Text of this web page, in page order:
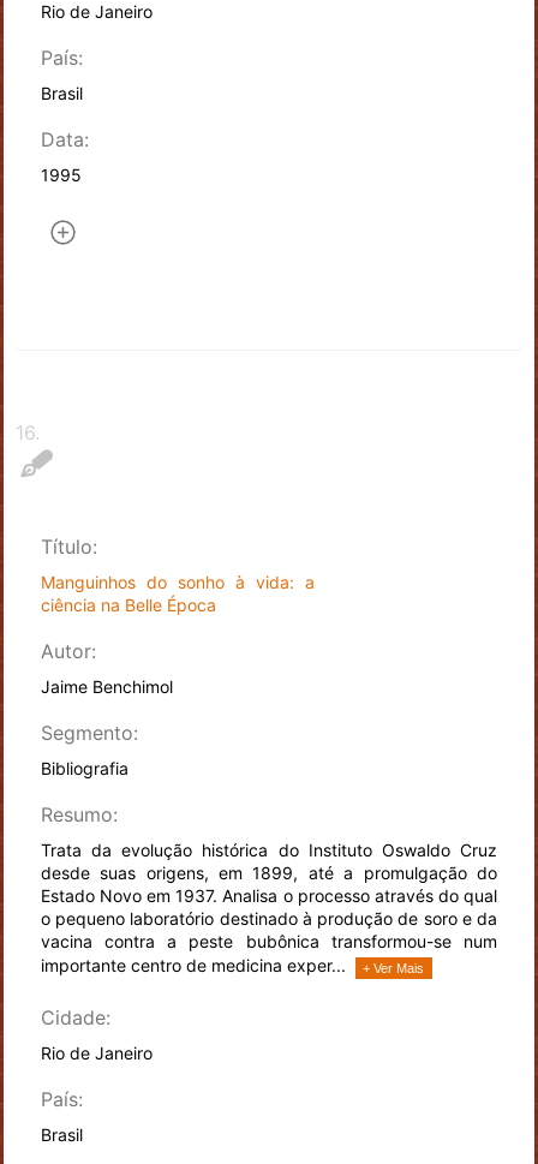
Rio de Janeiro
País:
Brasil
Data:
1995
16.
Título:
Manguinhos do sonho à vida: a
ciência na Belle Época
Autor:
Jaime Benchimol
Segmento:
Bibliografia
Resumo:
Trata da evolução histórica do Instituto Oswaldo Cruz
desde suas origens, em 1899, até a promulgação do
Estado Novo em 1937. Analisa o processo através do qual
o pequeno laboratório destinado à produção de soro e da
vacina contra a peste bubônica transformou-se num
importante centro de medicina exper...
+ Ver Mais
Cidade:
Rio de Janeiro
País:
Brasil